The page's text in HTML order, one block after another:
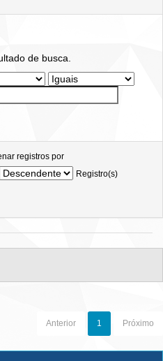
de busca.
registros por
Registro(s)
Anterior 1 Próximo